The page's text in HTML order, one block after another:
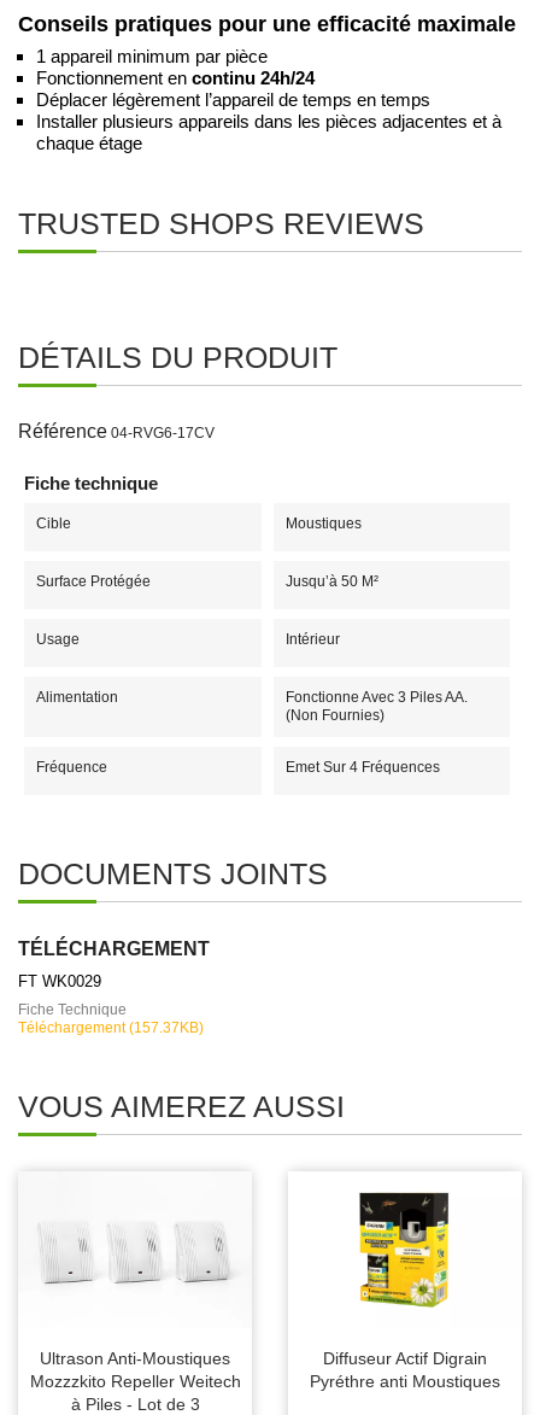
Conseils pratiques pour une efficacité maximale
1 appareil minimum par pièce
Fonctionnement en continu 24h/24
Déplacer légèrement l’appareil de temps en temps
Installer plusieurs appareils dans les pièces adjacentes et à
chaque étage
TRUSTED SHOPS REVIEWS
DÉTAILS DU PRODUIT
Référence 04-RVG6-17CV
Fiche technique
Cible Moustiques
Surface Protégée Jusqu’à 50 M²
Usage Intérieur
Alimentation
Fonctionne Avec 3 Piles AA.
(non Fournies)
Fréquence Emet Sur 4 Fréquences
DOCUMENTS JOINTS
TÉLÉCHARGEMENT
FT WK0029
Fiche Technique
Téléchargement (157.37KB)
VOUS AIMEREZ AUSSI
Ultrason Anti-Moustiques
Mozzzkito Repeller Weitech
à Piles - Lot de 3
Diffuseur Actif Digrain
Pyréthre anti Moustiques